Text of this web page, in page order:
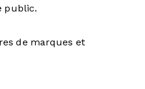
public.
de marques et